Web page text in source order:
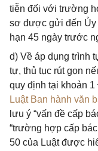
tiễn đối với trường
sơ được gửi đến Ủy
hạn 45 ngày trước
d) Về áp dụng trình
tự, thủ tục rút gọn
quy định tại khoản
Luật Ban hành văn
lưu ý “vấn đề cấp
“trường hợp cấp
50 của Luật được